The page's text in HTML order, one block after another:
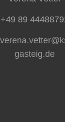
+49 89
gasteig.de